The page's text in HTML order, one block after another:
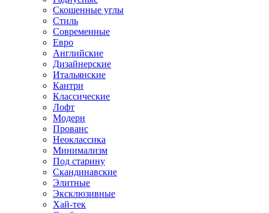
Скошенные углы
Стиль
Современные
Евро
Английские
Дизайнерские
Итальянские
Кантри
Классические
Лофт
Модерн
Прованс
Неоклассика
Минимализм
Под старину
Скандинавские
Элитные
Эксклюзивные
Хай-тек